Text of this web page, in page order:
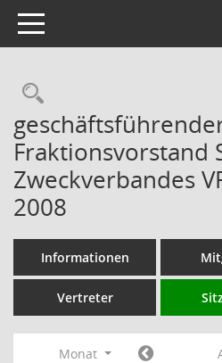
Toggle navigation
Rechercheauswahl
Fraktionsvorstand
Zweckverbandes
2008
Informationen
Vertreter
Monat